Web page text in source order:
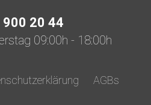
20 44
09:00h - 18:00h
AGBs